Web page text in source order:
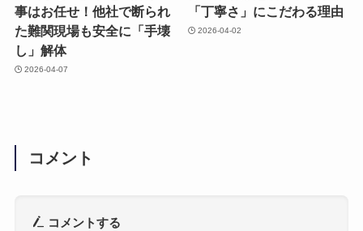
事はお任せ！他社で断られ
た難関現場も安全に「手壊
し」解体
2026-04-07
「丁寧さ」にこだわる理由
2026-04-02
コメント
コメントする